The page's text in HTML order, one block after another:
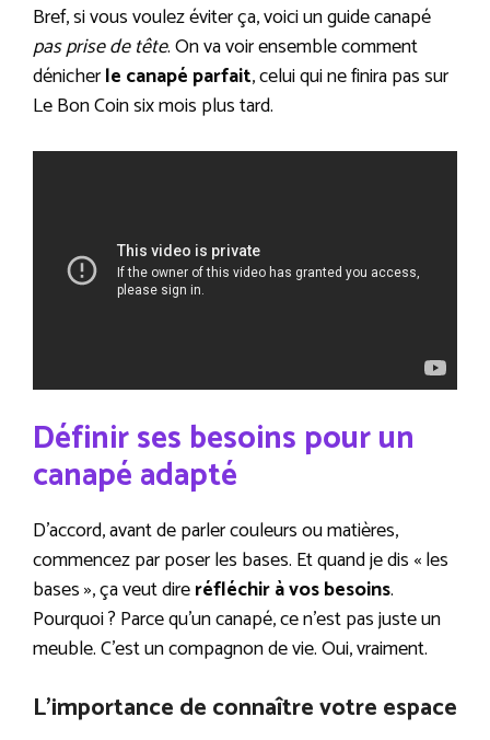
Bref, si vous voulez éviter ça, voici un guide canapé
pas prise de tête. On va voir ensemble comment
dénicherle canapé parfait, celui qui ne finira pas sur
Le Bon Coin six mois plus tard.
Définir ses besoins pour un
canapé adapté
D’accord, avant de parler couleurs ou matières,
commencez par poser les bases. Et quand je dis « les
bases », ça veut direréfléchir à vos besoins.
Pourquoi ? Parce qu’un canapé, ce n’est pas juste un
meuble. C’est un compagnon de vie. Oui, vraiment.
L’importance de connaître votre espace